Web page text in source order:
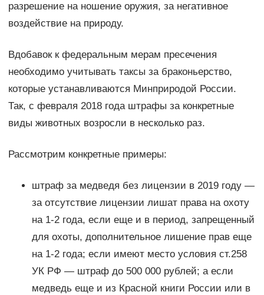
разрешение на ношение оружия, за негативное
воздействие на природу.
Вдобавок к федеральным мерам пресечения
необходимо учитывать таксы за браконьерство,
которые устанавливаются Минприродой России.
Так, с февраля 2018 года штрафы за конкретные
виды животных возросли в несколько раз.
Рассмотрим конкретные примеры:
штраф за медведя без лицензии в 2019 году —
за отсутствие лицензии лишат права на охоту
на 1-2 года, если еще и в период, запрещенный
для охоты, дополнительное лишение прав еще
на 1-2 года; если имеют место условия ст.258
УК РФ — штраф до 500 000 рублей; а если
медведь еще и из Красной книги России или в